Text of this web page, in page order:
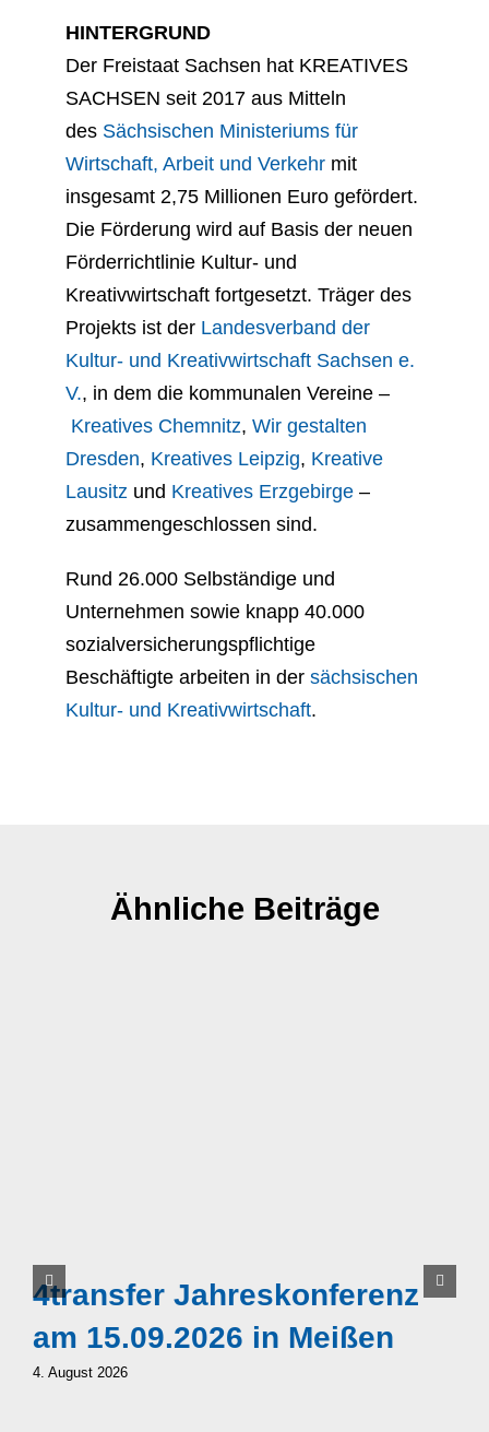
HINTERGRUND
Der Freistaat Sachsen hat KREATIVES
SACHSEN seit 2017 aus Mitteln
des Sächsischen Ministeriums für
Wirtschaft, Arbeit und Verkehrmit
insgesamt 2,75 Millionen Euro gefördert.
Die Förderung wird auf Basis der neuen
Förderrichtlinie Kultur- und
Kreativwirtschaft fortgesetzt. Träger des
Projekts ist der Landesverband der
Kultur- und Kreativwirtschaft Sachsen e.
V., in dem die kommunalen Vereine –
Kreatives Chemnitz, Wir gestalten
Dresden, Kreatives Leipzig, Kreative
Lausitzund Kreatives Erzgebirge–
zusammengeschlossen sind.
Rund 26.000 Selbständige und
Unternehmen sowie knapp 40.000
sozialversicherungspflichtige
Beschäftigte arbeiten in der sächsischen
Kultur- und Kreativwirtschaft.
Ähnliche Beiträge
4transfer Jahreskonferenz
am 15.09.2026 in Meißen
4. August 2026